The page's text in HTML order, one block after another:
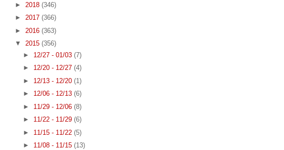
► 2018 (346)
► 2017 (366)
► 2016 (363)
▼ 2015 (356)
► 12/27 - 01/03 (7)
► 12/20 - 12/27 (4)
► 12/13 - 12/20 (1)
► 12/06 - 12/13 (6)
► 11/29 - 12/06 (8)
► 11/22 - 11/29 (6)
► 11/15 - 11/22 (5)
► 11/08 - 11/15 (13)